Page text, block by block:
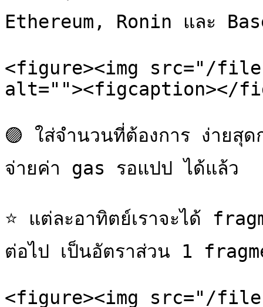
Ethereum, Ronin และ
<figure><img src="/files/
alt=""><figcaption></
🟣 ใส่จำนวนที่ต้องการ ง่ายสุด
จ่ายค่า gas รอแปป ได้แล้ว
⭐ แต่ละอาทิตย์เราจะได้
ต่อไป เป็นอัตราส่วน 1
<figure><img src="/files/